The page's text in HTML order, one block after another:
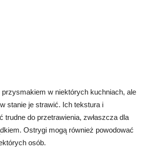
w niektórych kuchniach, ale
stanie je strawić. Ich tekstura i
trudne do przetrawienia, zwłaszcza dla
Ostrygi mogą również powodować
osób.